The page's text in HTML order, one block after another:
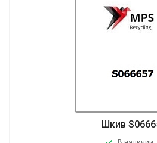
Шкив